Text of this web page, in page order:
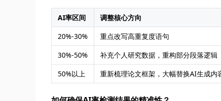
AI率区间
调整核心方向
20%-30%
重点改写高重复度语句
30%-50%
补充个人研究数据，重构部分段落逻辑
50%以上
重新梳理论文框架，大幅替换AI生成内